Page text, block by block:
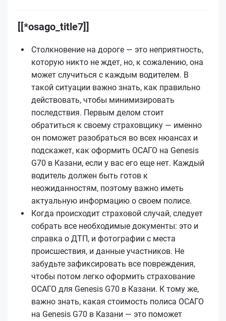
[[*osago_title7]]
Столкновение на дороге — это неприятность,
которую никто не ждет, но, к сожалению, она
может случиться с каждым водителем. В
такой ситуации важно знать, как правильно
действовать, чтобы минимизировать
последствия. Первым делом стоит
обратиться к своему страховщику — именно
он поможет разобраться во всех нюансах и
подскажет, как оформить ОСАГО на Genesis
G70 в Казани, если у вас его еще нет. Каждый
водитель должен быть готов к
неожиданностям, поэтому важно иметь
актуальную информацию о своем полисе.
Когда происходит страховой случай, следует
собрать все необходимые документы: это и
справка о ДТП, и фотографии с места
происшествия, и данные участников. Не
забудьте зафиксировать все повреждения,
чтобы потом легко оформить страхование
ОСАГО для Genesis G70 в Казани. К тому же,
важно знать, какая стоимость полиса ОСАГО
на Genesis G70 в Казани — это поможет